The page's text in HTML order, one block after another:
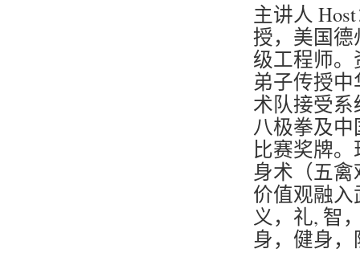
主讲人
授，美国
级工程师
弟子传授
术队接受
八极拳及
比赛奖牌
身术（五
价值观融
义，礼, 智
身，健身